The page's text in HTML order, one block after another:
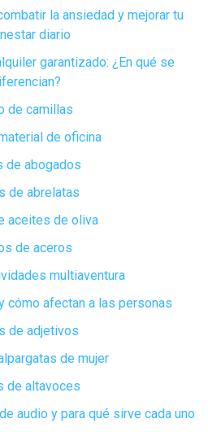
la ansiedad y mejorar tu
diario
garantizado: ¿En qué se
de camillas
de oficina
de abogados
de abrelatas
aceites de oliva
de aceros
multiaventura
cómo afectan a las personas
de adjetivos
de mujer
de altavoces
audio y para qué sirve cada uno